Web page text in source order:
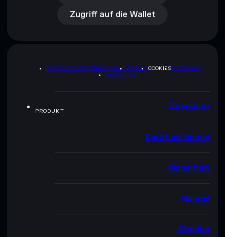
Zugriff auf die Wallet
DATENSCHUTZRICHTLINIETERMSCOOKIESSITEMAP
BRAND-KIT
PRODUKT Übersicht
Kernfunktionen
Sicherheit
Handel
Staking